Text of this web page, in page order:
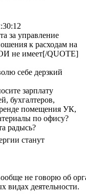
за управление
к расходам на
не имеет[/QUOTE]
себе дерзкий
зарплату
бухгалтеров,
помещения УК,
по офису?
радысь?
станут
не говорю об
видах деятельности.